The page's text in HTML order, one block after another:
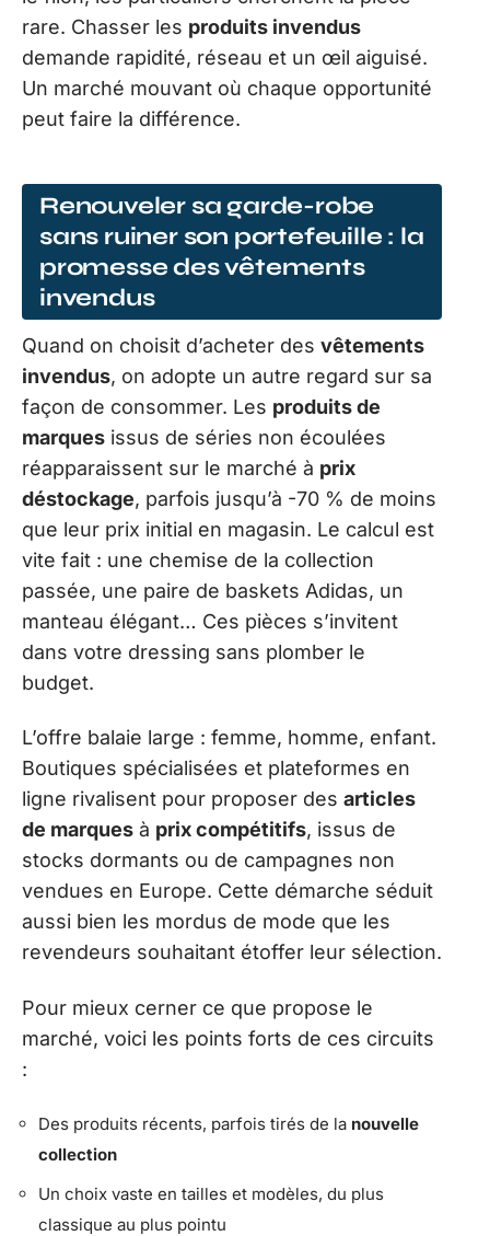
rare. Chasser les produits invendus
demande rapidité, réseau et un œil aiguisé.
Un marché mouvant où chaque opportunité
peut faire la différence.
Renouveler sa garde-robe
sans ruiner son portefeuille : la
promesse des vêtements
invendus
Quand on choisit d’acheter des vêtements
invendus, on adopte un autre regard sur sa
façon de consommer. Les produits de
marques issus de séries non écoulées
réapparaissent sur le marché à prix
déstockage, parfois jusqu’à -70 % de moins
que leur prix initial en magasin. Le calcul est
vite fait : une chemise de la collection
passée, une paire de baskets Adidas, un
manteau élégant… Ces pièces s’invitent
dans votre dressing sans plomber le
budget.
L’offre balaie large : femme, homme, enfant.
Boutiques spécialisées et plateformes en
ligne rivalisent pour proposer des articles
de marques à prix compétitifs, issus de
stocks dormants ou de campagnes non
vendues en Europe. Cette démarche séduit
aussi bien les mordus de mode que les
revendeurs souhaitant étoffer leur sélection.
Pour mieux cerner ce que propose le
marché, voici les points forts de ces circuits
:
Des produits récents, parfois tirés de la nouvelle
collection
Un choix vaste en tailles et modèles, du plus
classique au plus pointu